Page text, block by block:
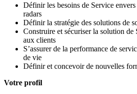
Définir les besoins de Service
radars
Définir la stratégie des solutions de
Construire et sécuriser la solution de
aux clients
S’assurer de la performance de
de vie
Définir et concevoir de nouvelles
Votre profil